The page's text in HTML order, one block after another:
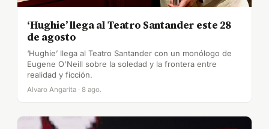
‘Hughie’ llega al Teatro Santander este 28
de agosto
‘Hughie’ llega al Teatro Santander con un monólogo de
Eugene O'Neill sobre la soledad y la frontera entre
realidad y ficción.
Alvaro Angarita · 8 ago.